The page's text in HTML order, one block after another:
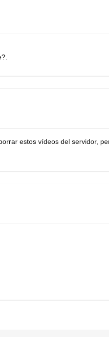
estos vídeos del servidor,